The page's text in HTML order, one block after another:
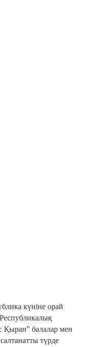
күніне орай
Қыран” балалар мен
түрде